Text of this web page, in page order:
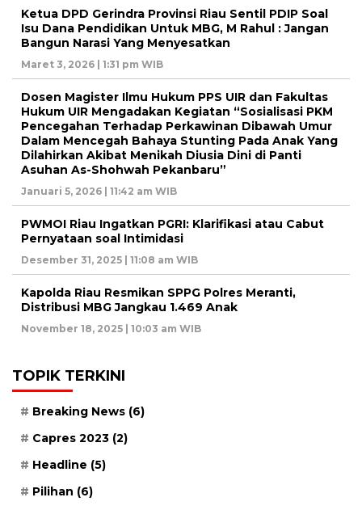
Ketua DPD Gerindra Provinsi Riau Sentil PDIP Soal
Isu Dana Pendidikan Untuk MBG, M Rahul : Jangan
Bangun Narasi Yang Menyesatkan
Maret 3, 2026 | 1:31 pm WIB
Dosen Magister Ilmu Hukum PPS UIR dan Fakultas
Hukum UIR Mengadakan Kegiatan “Sosialisasi PKM
Pencegahan Terhadap Perkawinan Dibawah Umur
Dalam Mencegah Bahaya Stunting Pada Anak Yang
Dilahirkan Akibat Menikah Diusia Dini di Panti
Asuhan As-Shohwah Pekanbaru”
Januari 5, 2026 | 11:42 am WIB
PWMOI Riau Ingatkan PGRI: Klarifikasi atau Cabut
Pernyataan soal Intimidasi
Desember 31, 2025 | 11:08 am WIB
Kapolda Riau Resmikan SPPG Polres Meranti,
Distribusi MBG Jangkau 1.469 Anak
November 18, 2025 | 10:03 am WIB
TOPIK TERKINI
Breaking News (6)
Capres 2023 (2)
Headline (5)
Pilihan (6)